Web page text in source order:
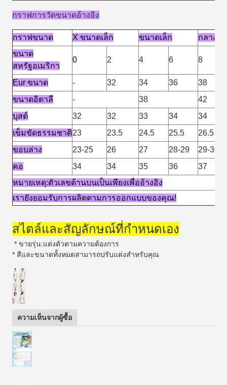
กราฟการวัดขนาดอ้างอิง
กราฟขนาด X ขนาดเล็ก ขนาดเล็ก
กลาง
ขนาด
สหรัฐอเมริกา
0 2 4 6 8
Eur ขนาด - 32 34 36
38
ขนาดอิตาลี
- 38
42
บุสต์
32 32 33 34
34
เข็มขัดธรรมชาติ23 23.5 24.5 25.5
26.5
ขอบล่าง
23-25 26 27 28-29
29-30
คอ
34 34 35 36
37
หมายเหตุ:ตัวเลขด้านบนเป็นเพียงเพื่ออ้างอิง
เรายังยอมรับการผลิตตามการออกแบบของคุณ!
สไตล์และสัญลักษณ์ที่กําหนดเอง
* ขายรุ่น:แต่งตัวตามความต้องการ
* สีและขนาดทั้งหมดสามารถปรับแต่งสําหรับคุณ
ความเห็นจากผู้ซื้อ